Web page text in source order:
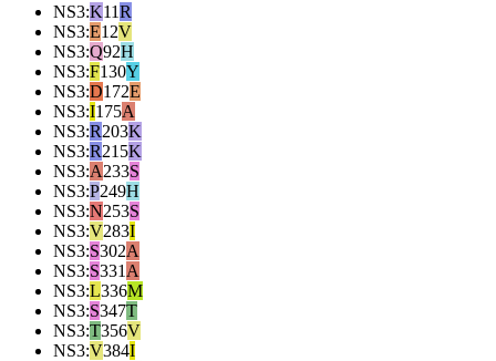
NS3:K11R
NS3:E12V
NS3:Q92H
NS3:F130Y
NS3:D172E
NS3:I175A
NS3:R203K
NS3:R215K
NS3:A233S
NS3:P249H
NS3:N253S
NS3:V283I
NS3:S302A
NS3:S331 A
NS3:L336M
NS3:S347T
NS3:T356V
NS3:V384I